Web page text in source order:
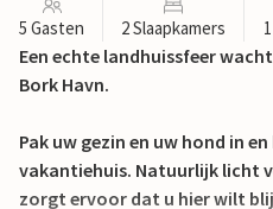
5 Gasten 2 Slaapkamers
Een echte landhuissfeer
Bork Havn.
Pak uw gezin en uw hond in
vakantiehuis. Natuurlijk licht
zorgt ervoor dat u hier wilt